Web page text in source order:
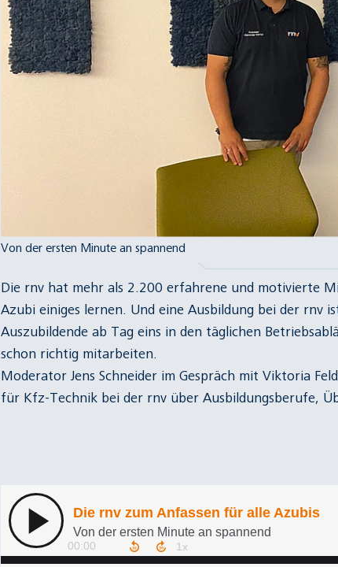
Von der ersten Minute an spannend
Die rnv hat mehr als 2.200 erfahrene und motivierte
Azubi einiges lernen. Und eine Ausbildung bei der rnv
Auszubildende ab Tag eins in den täglichen
schon richtig mitarbeiten.
Moderator Jens Schneider im Gespräch mit Viktoria
für Kfz-Technik bei der rnv über Ausbildungsberufe,